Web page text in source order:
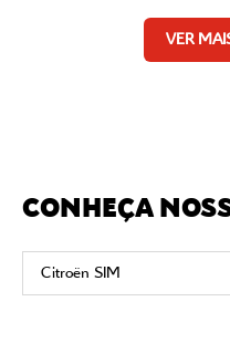
VER
CONHEÇA